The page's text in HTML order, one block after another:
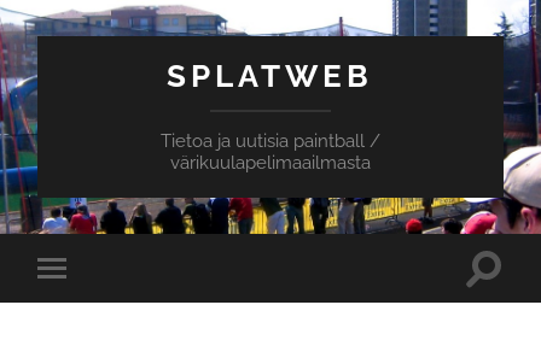
SPLATWEB
Tietoa ja uutisia paintball /
värikuulapelimaailmasta
Toggle
mobile
Toggle